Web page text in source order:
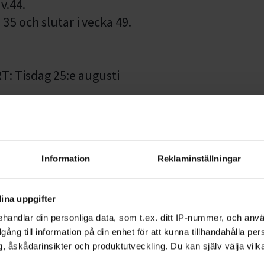
Information Reklaminställningar
uppgifter
din personliga data, som t.ex. ditt IP-nummer, och
till information på din enhet för att kunna tillhandahålla
åskådarinsikter och produktutveckling. Du kan själv välja
och slutar i vecka 49.
Tisdag 25:e augusti
Torsdag 27:e augusti
Kontakten)
Måndag 24:e augusti
Onsdag 26:e augusti